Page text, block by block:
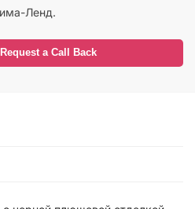
Ленд.
a Call Back